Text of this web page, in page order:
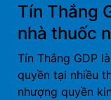
Tín Thắng
nhà thuốc
Tín Thắng GDP
quyền tại nhiều
nhượng quyền